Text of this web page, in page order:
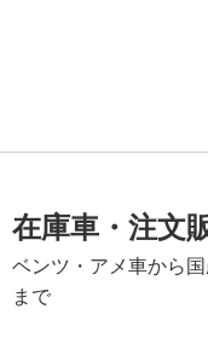
在庫車・注文
ベンツ・アメ車から
まで